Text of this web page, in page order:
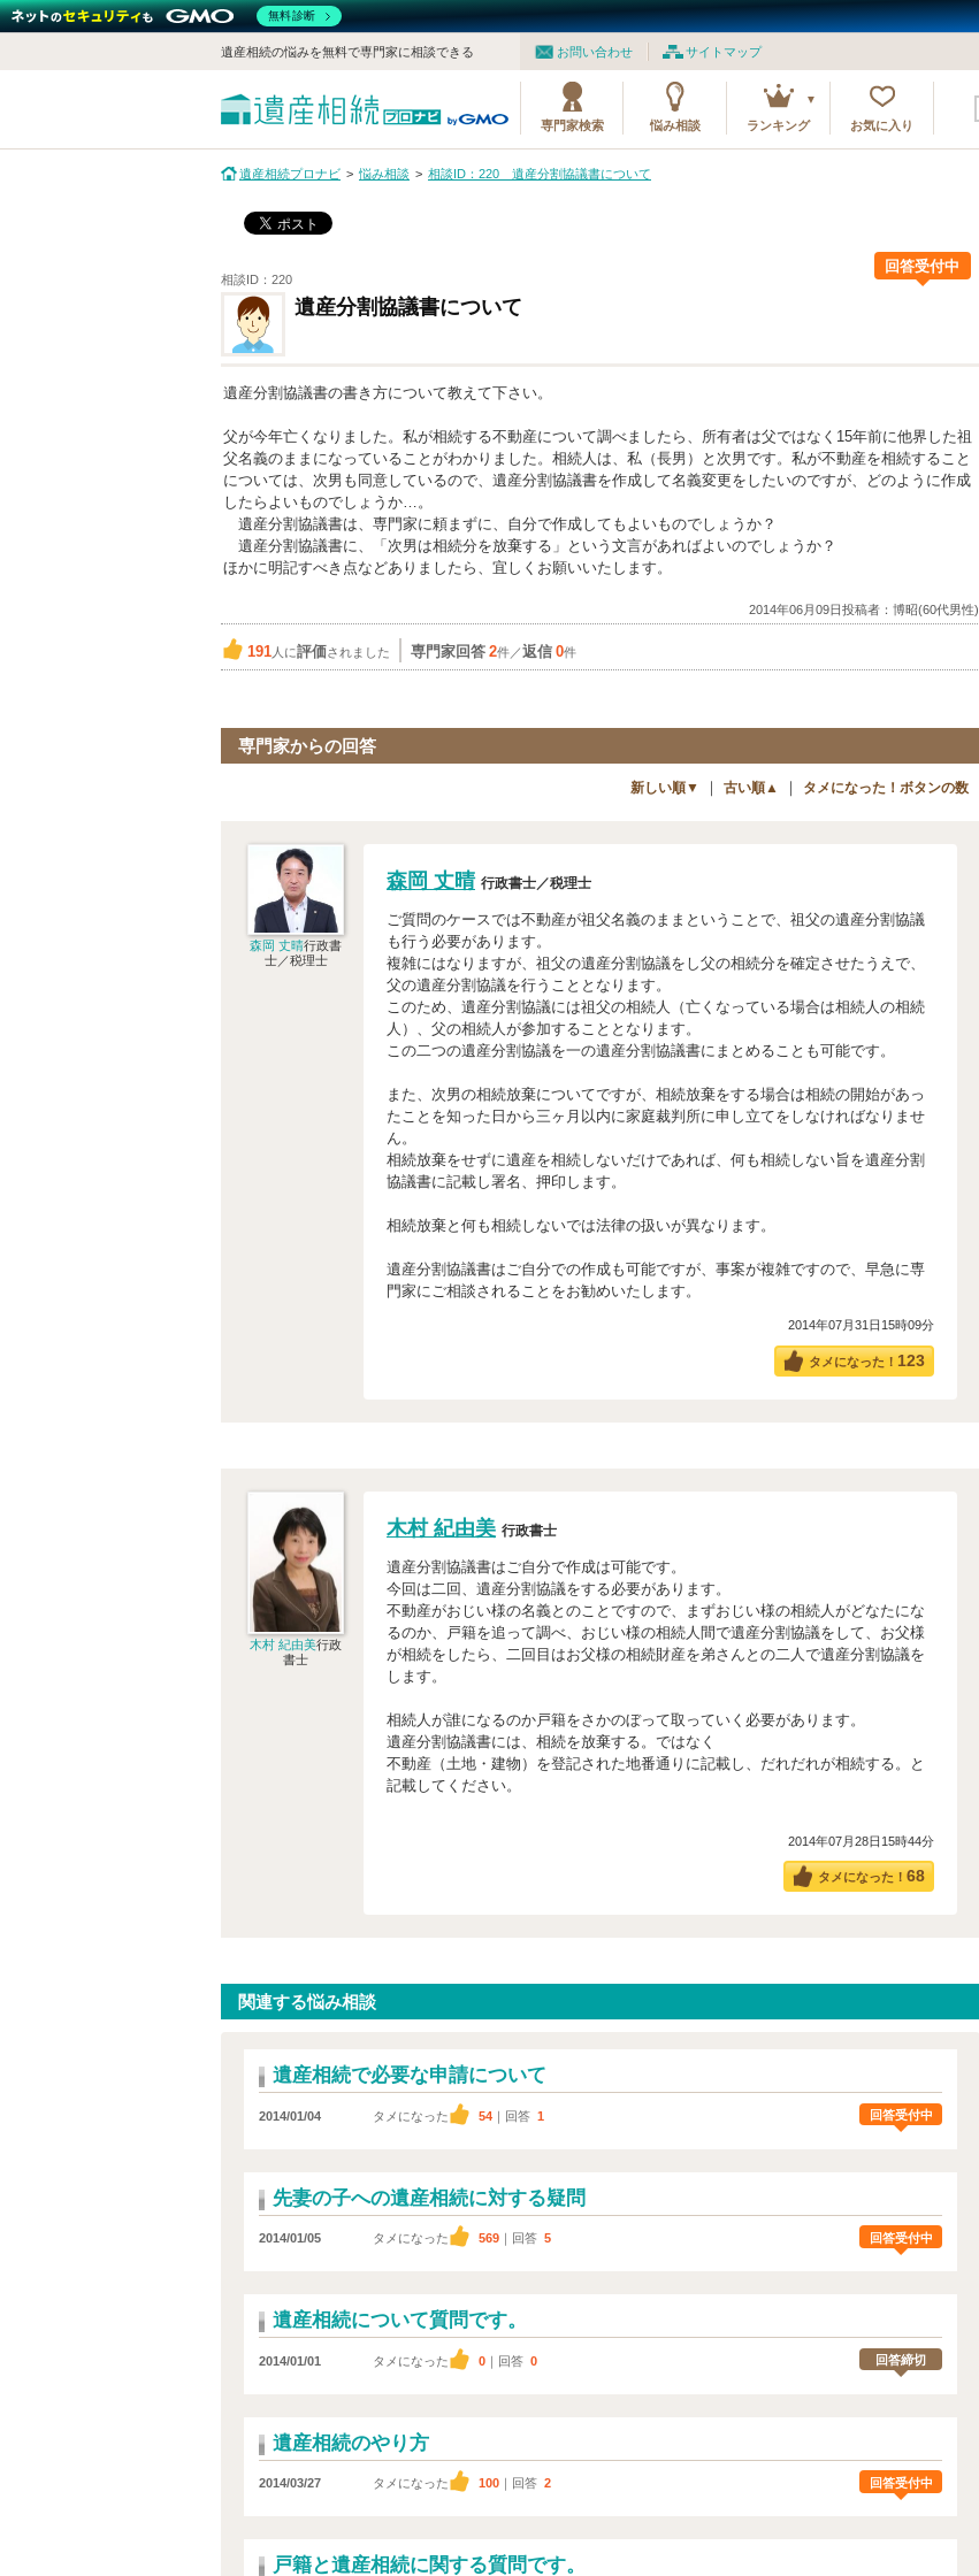
お問い合わせ サイトマップ
遺産相続の悩みを無料で専門家に相談できる
専門家検索 悩み相談 ランキング お気に入り
遺産相続プロナビ 悩み相談 相談ID：220 遺産分割協議書について
相談ID：220
回答受付中
遺産分割協議書について
遺産分割協議書の書き方について教えて下さい。
父が今年亡くなりました。私が相続する不動産について調べましたら、所有者は父ではなく15年前に他界した祖
父名義のままになっていることがわかりました。相続人は、私（長男）と次男です。私が不動産を相続すること
については、次男も同意しているので、遺産分割協議書を作成して名義変更をしたいのですが、どのように作成
したらよいものでしょうか…。
遺産分割協議書は、専門家に頼まずに、自分で作成してもよいものでしょうか？
遺産分割協議書に、「次男は相続分を放棄する」という文言があればよいのでしょうか？
ほかに明記すべき点などありましたら、宜しくお願いいたします。
2014年06月09日投稿者：博昭(60代男性)
191 人に評価されました 専門家回答 2件／返信 0件
専門家からの回答
新しい順▼ ｜ 古い順▲ ｜ タメになった！ボタンの数
森岡 丈晴行政書
士／税理士
森岡 丈晴 行政書士／税理士
ご質問のケースでは不動産が祖父名義のままということで、祖父の遺産分割協議
も行う必要があります。
複雑にはなりますが、祖父の遺産分割協議をし父の相続分を確定させたうえで、
父の遺産分割協議を行うこととなります。
このため、遺産分割協議には祖父の相続人（亡くなっている場合は相続人の相続
人）、父の相続人が参加することとなります。
この二つの遺産分割協議を一の遺産分割協議書にまとめることも可能です。
また、次男の相続放棄についてですが、相続放棄をする場合は相続の開始があっ
たことを知った日から三ヶ月以内に家庭裁判所に申し立てをしなければなりませ
ん。
相続放棄をせずに遺産を相続しないだけであれば、何も相続しない旨を遺産分割
協議書に記載し署名、押印します。
相続放棄と何も相続しないでは法律の扱いが異なります。
遺産分割協議書はご自分での作成も可能ですが、事案が複雑ですので、早急に専
門家にご相談されることをお勧めいたします。
2014年07月31日15時09分
タメになった！ 123
木村 紀由美行政
書士
木村 紀由美 行政書士
遺産分割協議書はご自分で作成は可能です。
今回は二回、遺産分割協議をする必要があります。
不動産がおじい様の名義とのことですので、まずおじい様の相続人がどなたにな
るのか、戸籍を追って調べ、おじい様の相続人間で遺産分割協議をして、お父様
が相続をしたら、二回目はお父様の相続財産を弟さんとの二人で遺産分割協議を
します。
相続人が誰になるのか戸籍をさかのぼって取っていく必要があります。
遺産分割協議書には、相続を放棄する。ではなく
不動産（土地・建物）を登記された地番通りに記載し、だれだれが相続する。と
記載してください。
2014年07月28日15時44分
タメになった！68
関連する悩み相談
遺産相続で必要な申請について
2014/01/04 タメになった 54 ｜回答 1 回答受付中
先妻の子への遺産相続に対する疑問
2014/01/05 タメになった 569 ｜回答 5 回答受付中
遺産相続について質問です。
2014/01/01 タメになった 0 ｜回答 0 回答締切
遺産相続のやり方
2014/03/27 タメになった 100 ｜回答 2 回答受付中
戸籍と遺産相続に関する質問です。
無料診断